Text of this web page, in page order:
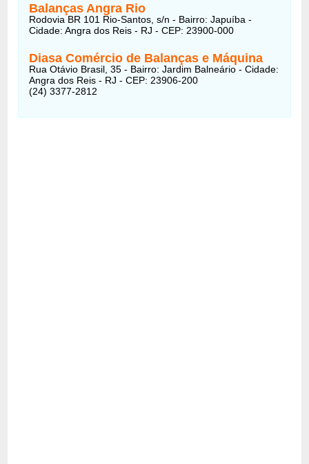
Balanças Angra Rio
Rodovia BR 101 Rio-Santos, s/n - Bairro: Japuíba -
Cidade: Angra dos Reis - RJ - CEP: 23900-000
Diasa Comércio de Balanças e Máquina
Rua Otávio Brasil, 35 - Bairro: Jardim Balneário - Cidade:
Angra dos Reis - RJ - CEP: 23906-200
(24) 3377-2812